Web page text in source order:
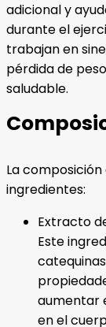
adicional y
durante el
trabajan en
pérdida de
saludable.
La
ingredientes:
Extracto
Este
aumentar
en el